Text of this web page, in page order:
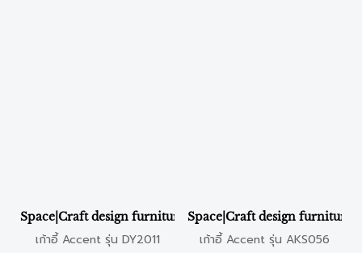
Space|Craft design furniture & living เก้าอี้ Accent รุ่น
เก้าอี้ Accent รุ่น DY2011
Space|Craft design furniture
เก้าอี้ Accent รุ่น AKS056